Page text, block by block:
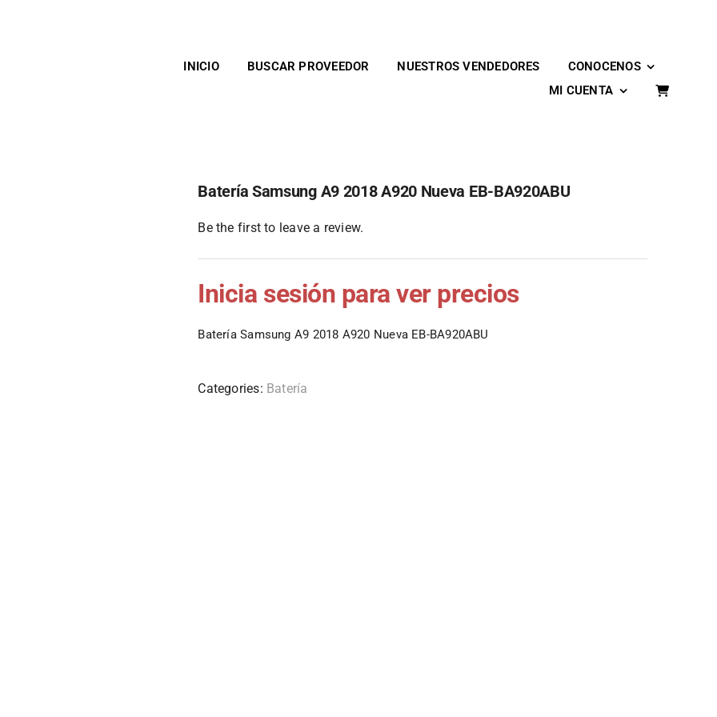
INICIO
BUSCAR PROVEEDOR NUESTROS VENDEDORES
CONOCENOS
MI CUENTA
Batería Samsung A9 2018 A920 Nueva EB-BA920ABU
Be the first to leave a review.
Inicia sesión para ver precios
Batería Samsung A9 2018 A920 Nueva EB-BA920ABU
Categories: Batería